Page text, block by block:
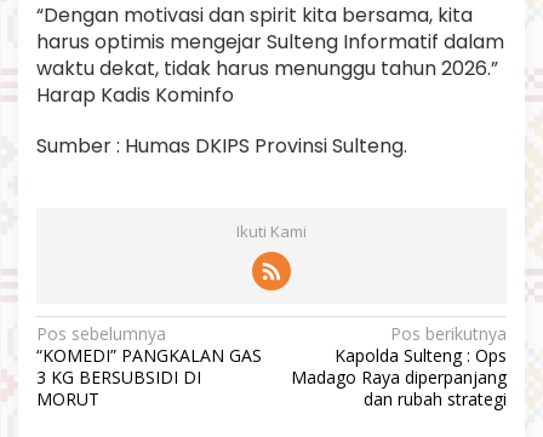
“Dengan motivasi dan spirit kita bersama, kita
harus optimis mengejar Sulteng Informatif dalam
waktu dekat, tidak harus menunggu tahun 2026.”
Harap Kadis Kominfo
Sumber : Humas DKIPS Provinsi Sulteng.
Ikuti Kami
N
a
v
Pos sebelumnya
“KOMEDI” PANGKALAN GAS
3 KG BERSUBSIDI DI
MORUT
Pos berikutnya
Kapolda Sulteng : Ops
Madago Raya diperpanjang
dan rubah strategi